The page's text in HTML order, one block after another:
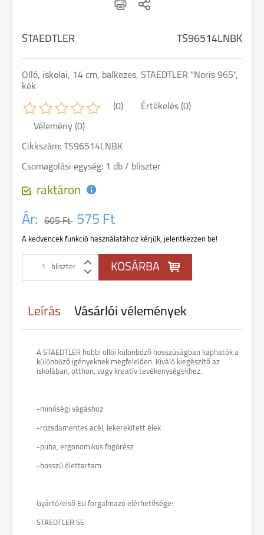
STAEDTLER TS96514LNBK
Olló, iskolai, 14 cm, balkezes, STAEDTLER "Noris 965",
kék
(0) Értékelés (0)
Vélemény (0)
Cikkszám: TS96514LNBK
Csomagolási egység: 1 db / bliszter
raktáron
Ár: 605 Ft 575 Ft
A kedvencek funkció használatához kérjük, jelentkezzen be!
bliszter
Leírás Vásárlói vélemények
A STAEDTLER hobbi ollói különböző hosszúságban kaphatók a
különböző igényeknek megfelelően. Kiváló kiegészítő az
iskolában, otthon, vagy kreatív tevékenységekhez.
-minőségi vágáshoz
-rozsdamentes acél, lekerekített élek
-puha, ergonomikus fogórész
-hosszú élettartam
Gyártó/első EU forgalmazó elérhetősége:
STAEDTLER SE